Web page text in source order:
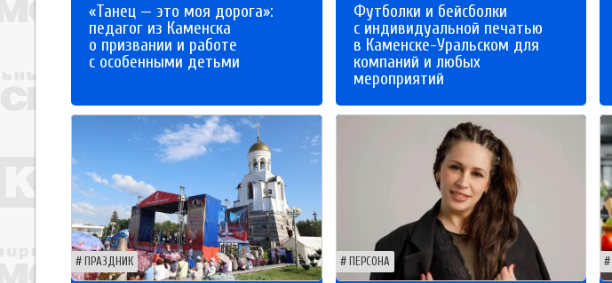
«Танец — это моя дорога»:
педагог из Каменска
о призвании и работе
с особенными детьми
Футболки и бейсболки
с индивидуальной печатью
в Каменске-Уральском для
компаний и любых
мероприятий
ПРАЗДНИК ПЕРСОНА